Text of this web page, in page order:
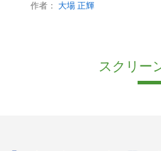
作者： 大場 正輝
スクリー